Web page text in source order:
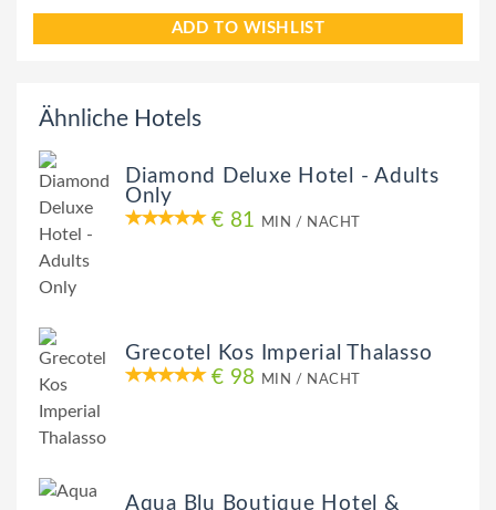
ADD TO WISHLIST
Ähnliche Hotels
Diamond Deluxe Hotel - Adults
Only
€ 81
MIN / NACHT
Grecotel Kos Imperial Thalasso
€ 98
MIN / NACHT
Aqua Blu Boutique Hotel &